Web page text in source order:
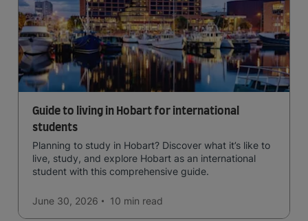
Guide to living in Hobart for international
students
Planning to study in Hobart? Discover what it’s like to
live, study, and explore Hobart as an international
student with this comprehensive guide.
June 30, 2026 10 min read